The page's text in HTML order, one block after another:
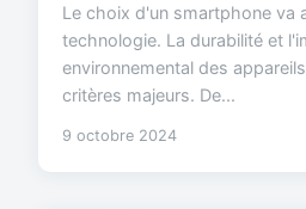
Le choix d'un smartphone va
technologie. La durabilité et
environnemental des
critères majeurs. De...
9 octobre 2024